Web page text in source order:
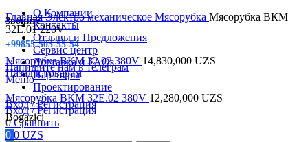
Звоните
+99855-503-55-54
Напишите нам в телеграм
Меню
Вход / Регистрация
О Компании
Контакты
Отзывы и Предложения
Сервис центр
Доставка и FAQs
Партнеры
Проектирование
Вход / Регистрация
0 Сравнить
0 0 UZS
ГлавнаяЭлектро механическое Мясорубка Мясорубка ВКМ
32E.01 220V
Мясорубка ВКМ 32.02 380V 14,830,000 UZS
Назад к товарам
Мясорубка ВКМ 32E.02 380V 12,280,000 UZS
Bogazici